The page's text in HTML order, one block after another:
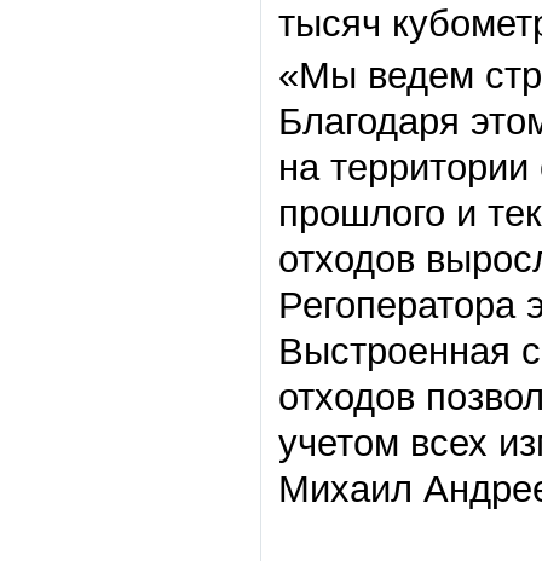
тысяч
«Мы ведем
Благодаря
на
прошлого и
отходов
Регоператора
Выстроенная
отходов
учетом всех
Михаил